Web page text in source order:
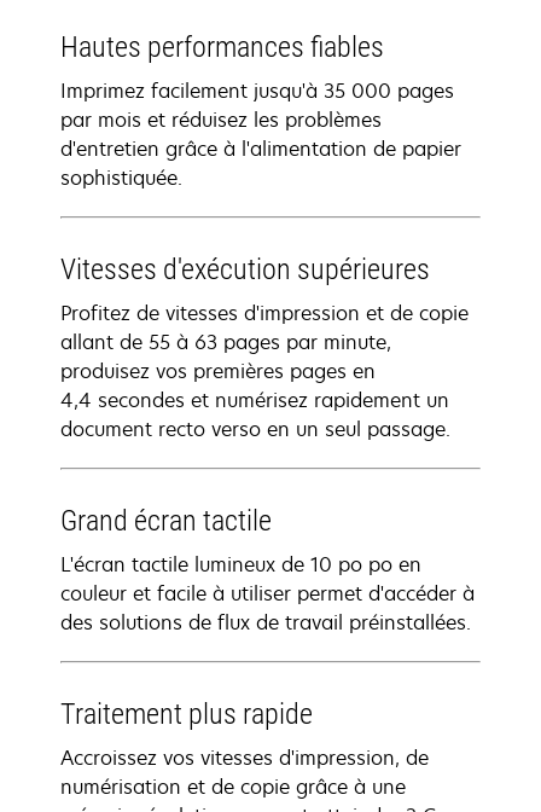
Hautes performances fiables
Imprimez facilement jusqu'à 35 000 pages
par mois et réduisez les problèmes
d'entretien grâce à l'alimentation de papier
sophistiquée.
Vitesses d'exécution supérieures
Profitez de vitesses d'impression et de copie
allant de 55 à 63 pages par minute,
produisez vos premières pages en
4,4 secondes et numérisez rapidement un
document recto verso en un seul passage.
Grand écran tactile
L'écran tactile lumineux de 10 po po en
couleur et facile à utiliser permet d'accéder à
des solutions de flux de travail préinstallées.
Traitement plus rapide
Accroissez vos vitesses d'impression, de
numérisation et de copie grâce à une